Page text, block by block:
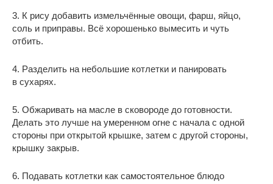
3. К рису добавить измельчённые овощи, фарш, яйцо,
соль и приправы. Всё хорошенько вымесить и чуть
отбить.
4. Разделить на небольшие котлетки и панировать
в сухарях.
5. Обжаривать на масле в сковороде до готовности.
Делать это лучше на умеренном огне с начала с одной
стороны при открытой крышке, затем с другой стороны,
крышку закрыв.
6. Подавать котлетки как самостоятельное блюдо